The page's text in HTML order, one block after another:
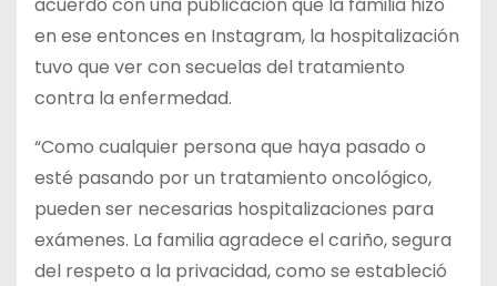
acuerdo con una publicación que la familia hizo
en ese entonces en Instagram, la hospitalización
tuvo que ver con secuelas del tratamiento
contra la enfermedad.
“Como cualquier persona que haya pasado o
esté pasando por un tratamiento oncológico,
pueden ser necesarias hospitalizaciones para
exámenes. La familia agradece el cariño, segura
del respeto a la privacidad, como se estableció